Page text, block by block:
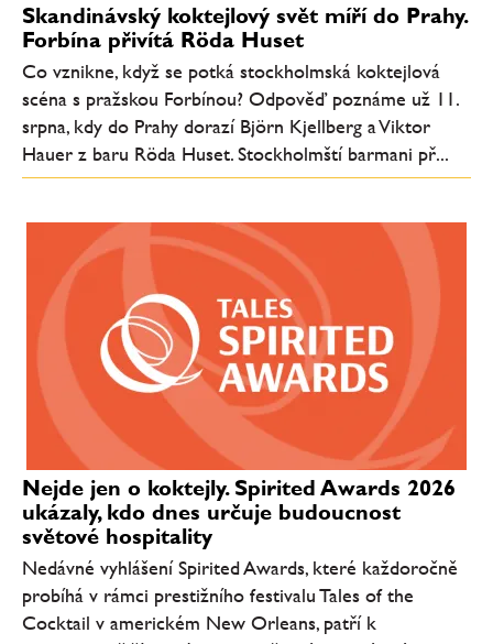
Skandinávský koktejlový svět míří do Prahy.
Forbína přivítá Röda Huset
Co vznikne, když se potká stockholmská koktejlová
scéna s pražskou Forbínou? Odpověď poznáme už 11.
srpna, kdy do Prahy dorazí Björn Kjellberg a Viktor
Hauer z baru Röda Huset. Stockholmští barmani př...
Nejde jen o koktejly. Spirited Awards 2026
ukázaly, kdo dnes určuje budoucnost
světové hospitality
Nedávné vyhlášení Spirited Awards, které každoročně
probíhá v rámci prestižního festivalu Tales of the
Cocktail v americkém New Orleans, patří k